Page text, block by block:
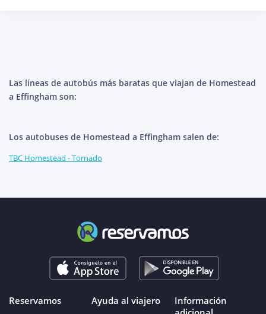
Las líneas de autobús más baratas que viajan de Homestead
a Effingham son:
Los autobuses de Homestead a Effingham salen de:
TBC Homestead - Tornado
Reservamos Ayuda al viajero
Información